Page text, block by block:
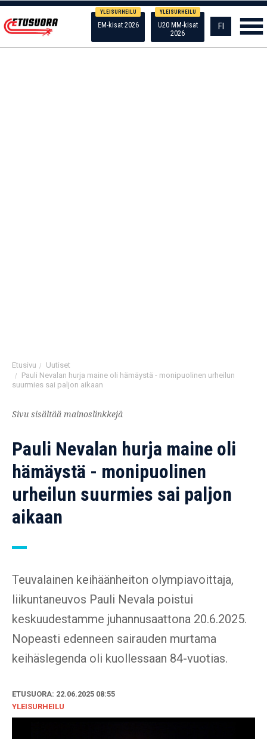
FI
YLEISURHEILU
EM-kisat 2026
YLEISURHEILU
U20 MM-kisat
2026
Etusivu / Uutiset
/ Pauli Nevalan hurja maine oli hämäystä - monipuolinen urheilun
suurmies sai paljon aikaan
Sivu sisältää mainoslinkkejä
Pauli Nevalan hurja maine oli
hämäystä - monipuolinen
urheilun suurmies sai paljon
aikaan
Teuvalainen keihäänheiton olympiavoittaja,
liikuntaneuvos Pauli Nevala poistui
keskuudestamme juhannusaattona 20.6.2025.
Nopeasti edenneen sairauden murtama
keihäslegenda oli kuollessaan 84-vuotias.
ETUSUORA: 22.06.2025 08:55
YLEISURHEILU